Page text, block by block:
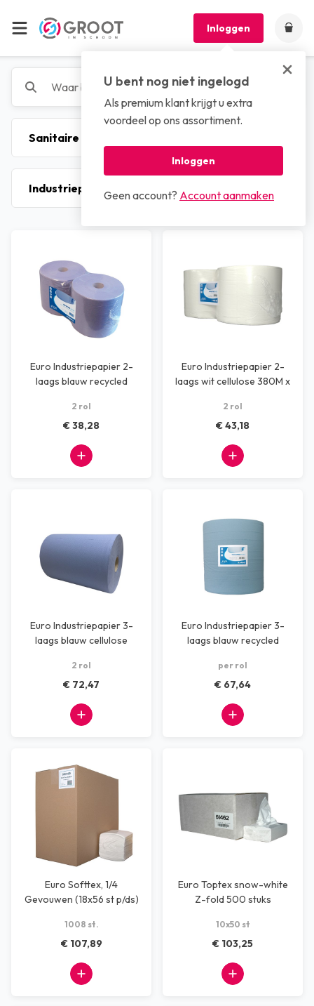
Inloggen
U bent nog niet ingelogd
Als premium klant krijgt u extra
voordeel op ons assortiment.
Inloggen
Geen account? Account aanmaken
Euro Industriepapier 2-
laags blauw recycled
2 rol
€ 38,28
Euro Industriepapier 2-
laags wit cellulose 380M x
2 rol
€ 43,18
Euro Industriepapier 3-
laags blauw cellulose
2 rol
€ 72,47
Euro Industriepapier 3-
laags blauw recycled
per rol
€ 67,64
Euro Softtex, 1/4
Gevouwen (18x56 st p/ds)
1008 st.
€ 107,89
Euro Toptex snow-white
Z-fold 500 stuks
10x50 st
€ 103,25